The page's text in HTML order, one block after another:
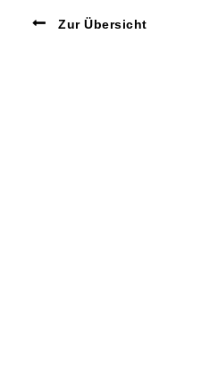
Zur Übersicht